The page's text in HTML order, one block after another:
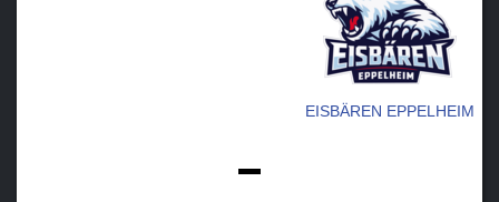
EISBÄREN EPPELHEIM
-